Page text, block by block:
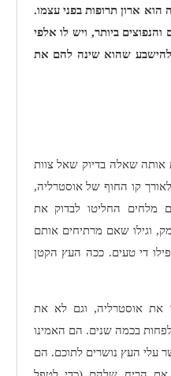
ארון תרופות בפני עצמו.
ביותר, ויש לו אלפי
להישבע שהוא שינה להם את
שאלה בדיוק שאל צוות
קו החוף של אוסטרליה,
המאה ה-18. אותם מלחים החליטו לבדוק את
וגילו שאם מרתיחים אותם
די טעים. ככה העץ הקטן
את אוסטרליה, וגם לא את
בכמה שנים. הם האמינו
עלי העץ נושרים לתוכם. הם